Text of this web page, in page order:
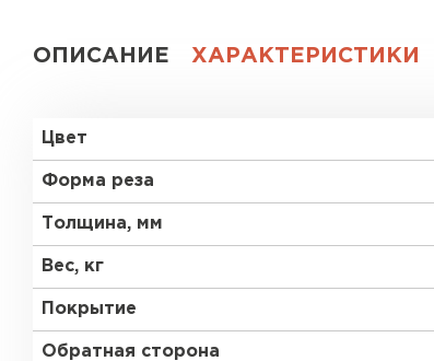
ОПИСАНИЕ ХАРАКТЕРИСТИКИ
Цвет
Форма реза
Толщина, мм
Вес, кг
Покрытие
Обратная сторона